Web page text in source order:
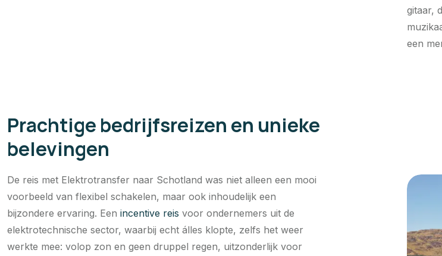
gitaar,
een
Prachtige bedrijfsreizen en unieke
belevingen
De reis met Elektrotransfer naar Schotland was niet alleen een mooi
voorbeeld van flexibel schakelen, maar ook inhoudelijk een
bijzondere ervaring. Een incentive reis voor ondernemers uit de
elektrotechnische sector, waarbij echt álles klopte, zelfs het weer
werkte mee: volop zon en geen druppel regen, uitzonderlijk voor